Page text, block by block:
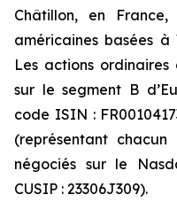
Châtillon, en
américaines basées
Les actions
sur le segment B
code ISIN :
(représentant
négociés sur le
CUSIP : 23306J309).